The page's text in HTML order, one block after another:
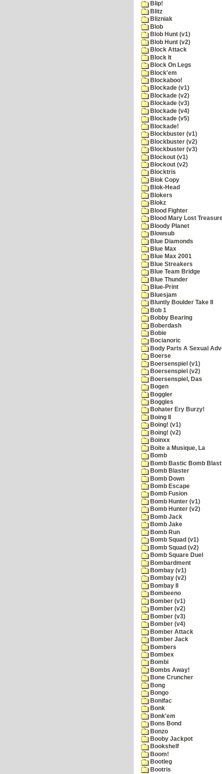
Blip!
Blitz
Blizniak
Blob
Blob Hunt (v1)
Blob Hunt (v2)
Block Attack
Block It
Block On Legs
Block'em
Blockaboo!
Blockade (v1)
Blockade (v2)
Blockade (v3)
Blockade (v4)
Blockade (v5)
Blockade!
Blockbuster (v1)
Blockbuster (v2)
Blockbuster (v3)
Blockout (v1)
Blockout (v2)
Blocktris
Blok Copy
Blok-Head
Blokers
Blokz
Blood Fighter
Blood Mary Lost
Bloody Planet
Blowsub
Blue Diamonds
Blue Max
Blue Max 2001
Blue Streakers
Blue Team Bridge
Blue Thunder
Blue-Print
Bluesjam
Bluntly Boulder Take II
Bob 1
Bobby Bearing
Boberdash
Bobie
Bocianoric
Body Parts A Sexual
Boerse
Boersenspiel (v1)
Boersenspiel (v2)
Boersenspiel, Das
Bogen
Boggler
Boggles
Bohater Ery Burzy!
Boing II
Boing! (v1)
Boing! (v2)
Boinxx
Boite a Musique, La
Bomb
Bomb Bastic Bomb
Bomb Blaster
Bomb Down
Bomb Escape
Bomb Fusion
Bomb Hunter (v1)
Bomb Hunter (v2)
Bomb Jack
Bomb Jake
Bomb Run
Bomb Squad (v1)
Bomb Squad (v2)
Bomb Square Duel
Bombardment
Bombay (v1)
Bombay (v2)
Bombay II
Bombeeno
Bomber (v1)
Bomber (v2)
Bomber (v3)
Bomber (v4)
Bomber Attack
Bomber Jack
Bombers
Bombex
Bombi
Bombs Away!
Bone Cruncher
Bong
Bongo
Bonifac
Bonk
Bonk'em
Bons Bond
Bonzo
Booby Jackpot
Bookshelf
Boom!
Bootleg
Bootris